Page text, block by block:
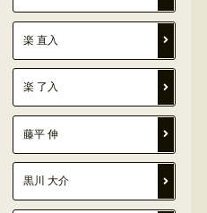
楽 直入
楽 了入
藤平 伸
黒川 大介